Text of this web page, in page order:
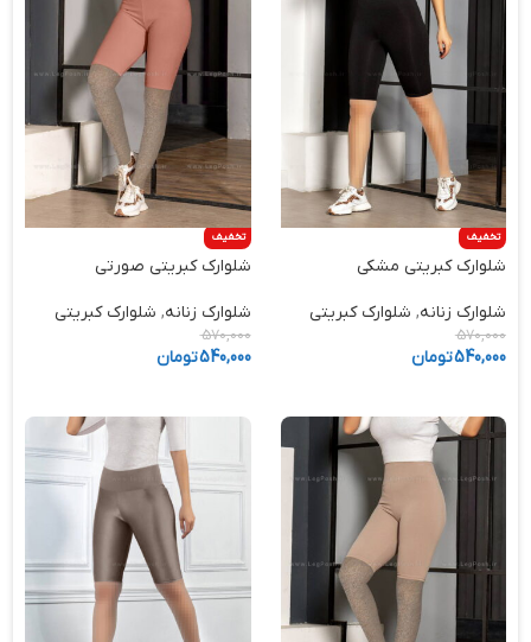
تخفیف
شلوارک کبریتی مشکی
شلوارک زنانه, شلوارک کبریتی
570,000
540,000تومان
تخفیف
شلوارک کبریتی صورتی
شلوارک زنانه, شلوارک کبریتی
570,000
540,000تومان